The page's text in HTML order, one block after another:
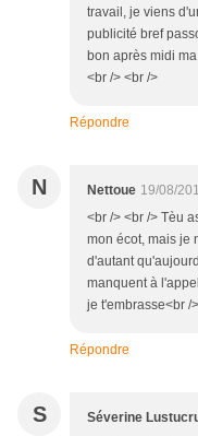
travail, je viens
publicité bref
bon après midi
<br /> <br />
Répondre
N Nettoue 19/08/
<br /> <br /> Tèu
mon écot, mais je
d'autant
manquent à
je t'embrasse<br /
Répondre
S Séverine